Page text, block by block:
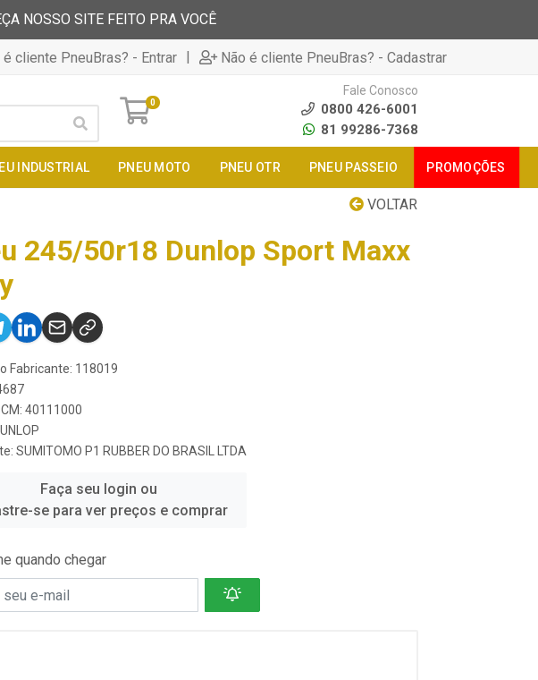
NOSSO SITE FEITO PRA VOCÊ
é cliente PneuBras? - Entrar | Não é cliente PneuBras? - Cadastrar
0
Fale Conosco
0800 426-6001
81 99286-7368
INDUSTRIAL PNEU MOTO PNEU OTR PNEU PASSEIO PROMOÇÕES
VOLTAR
245/50r18 Dunlop Sport Maxx
Fabricante: 118019
40111000
SUMITOMO P1 RUBBER DO BRASIL LTDA
Faça seu login ou
se para ver preços e comprar
quando chegar